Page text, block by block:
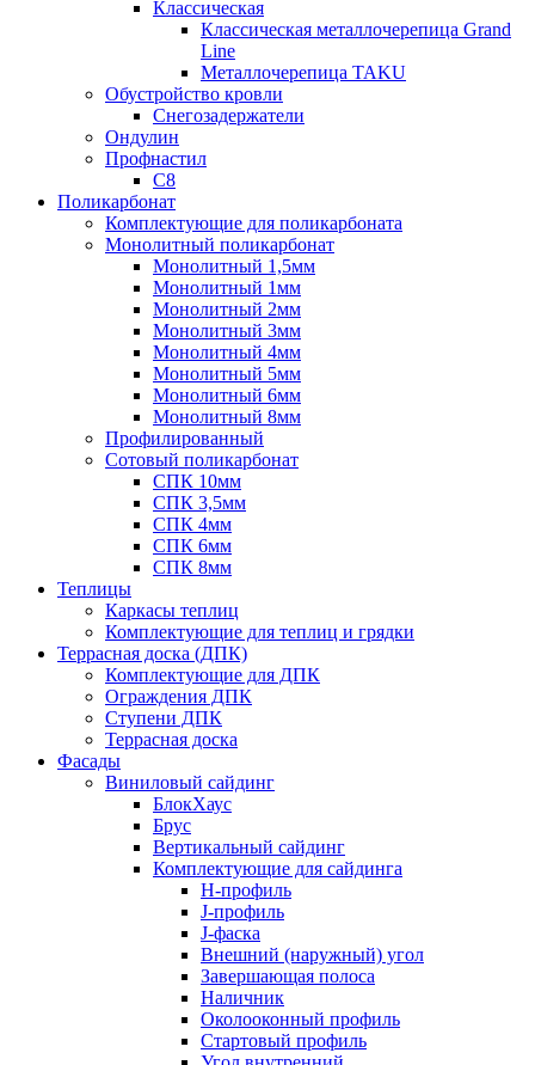
Классическая
Классическая металлочерепица Grand
Line
Металлочерепица TAKU
Обустройство кровли
Снегозадержатели
Ондулин
Профнастил
С8
Поликарбонат
Комплектующие для поликарбоната
Монолитный поликарбонат
Монолитный 1,5мм
Монолитный 1мм
Монолитный 2мм
Монолитный 3мм
Монолитный 4мм
Монолитный 5мм
Монолитный 6мм
Монолитный 8мм
Профилированный
Сотовый поликарбонат
СПК 10мм
СПК 3,5мм
СПК 4мм
СПК 6мм
СПК 8мм
Теплицы
Каркасы теплиц
Комплектующие для теплиц и грядки
Террасная доска (ДПК)
Комплектующие для ДПК
Ограждения ДПК
Ступени ДПК
Террасная доска
Фасады
Виниловый сайдинг
БлокХаус
Брус
Вертикальный сайдинг
Комплектующие для сайдинга
H-профиль
J-профиль
J-фаска
Внешний (наружный) угол
Завершающая полоса
Наличник
Околооконный профиль
Стартовый профиль